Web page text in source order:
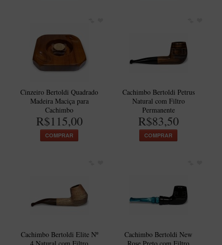
Cinzeiro Bertoldi Quadrado
Madeira Maciça para
Cachimbo
R$115,00
COMPRAR
Cachimbo Bertoldi Petrus
Natural com Filtro
Permanente
R$83,50
COMPRAR
Cachimbo Bertoldi Elite Nº
Cachimbo Bertoldi New